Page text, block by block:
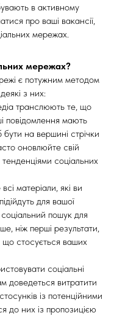
в активному
про ваші вакансії,
мережах.
мережах?
є потужним методом
з них:
транслюють те, що
повідомлення мають
на вершині стрічки
оновлюйте свій
соціальних
матеріали, які ви
для вашої
пошук для
ніж перші результати,
стосується ваших
соціальні
доведеться витратити
із потенційними
до них із пропозицією